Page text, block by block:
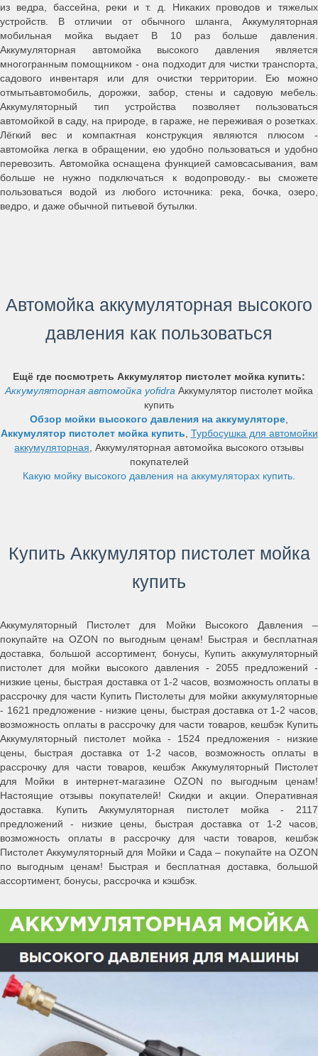
из ведра, бассейна, реки и т. д. Никаких проводов и тяжелых
устройств. В отличии от обычного шланга, Аккумуляторная
мобильная мойка выдает В 10 раз больше давления.
Аккумуляторная автомойка высокого давления является
многогранным помощником - она подходит для чистки транспорта,
садового инвентаря или для очистки территории. Ею можно
отмытьавтомобиль, дорожки, забор, стены и садовую мебель.
Аккумуляторный тип устройства позволяет пользоваться
автомойкой в саду, на природе, в гараже, не переживая о розетках.
Лёгкий вес и компактная конструкция являются плюсом -
автомойка легка в обращении, ею удобно пользоваться и удобно
перевозить. Автомойка оснащена функцией самовсасывания, вам
больше не нужно подключаться к водопроводу.- вы сможете
пользоваться водой из любого источника: река, бочка, озеро,
ведро, и даже обычной питьевой бутылки.
Автомойка аккумуляторная высокого
давления как пользоваться
Ещё где посмотреть Аккумулятор пистолет мойка купить:
Аккумуляторная автомойка yofidra Аккумулятор пистолет мойка
купить
Обзор мойки высокого давления на аккумуляторе,
Аккумулятор пистолет мойка купить, Турбосушка для автомойки
аккумуляторная, Аккумуляторная автомойка высокого отзывы
покупателей
Какую мойку высокого давления на аккумуляторах купить.
Купить Аккумулятор пистолет мойка
купить
Аккумуляторный Пистолет для Мойки Высокого Давления –
покупайте на OZON по выгодным ценам! Быстрая и бесплатная
доставка, большой ассортимент, бонусы, Купить аккумуляторный
пистолет для мойки высокого давления - 2055 предложений -
низкие цены, быстрая доставка от 1-2 часов, возможность оплаты в
рассрочку для части Купить Пистолеты для мойки аккумуляторные
- 1621 предложение - низкие цены, быстрая доставка от 1-2 часов,
возможность оплаты в рассрочку для части товаров, кешбэк Купить
Аккумуляторный пистолет мойка - 1524 предложения - низкие
цены, быстрая доставка от 1-2 часов, возможность оплаты в
рассрочку для части товаров, кешбэк Аккумуляторный Пистолет
для Мойки в интернет-магазине OZON по выгодным ценам!
Настоящие отзывы покупателей! Скидки и акции. Оперативная
доставка. Купить Аккумуляторная пистолет мойка - 2117
предложений - низкие цены, быстрая доставка от 1-2 часов,
возможность оплаты в рассрочку для части товаров, кешбэк
Пистолет Аккумуляторный для Мойки и Сада – покупайте на OZON
по выгодным ценам! Быстрая и бесплатная доставка, большой
ассортимент, бонусы, рассрочка и кэшбэк.